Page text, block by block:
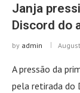
Janja
Discord do
by admin
A pressão da
pela retirada do